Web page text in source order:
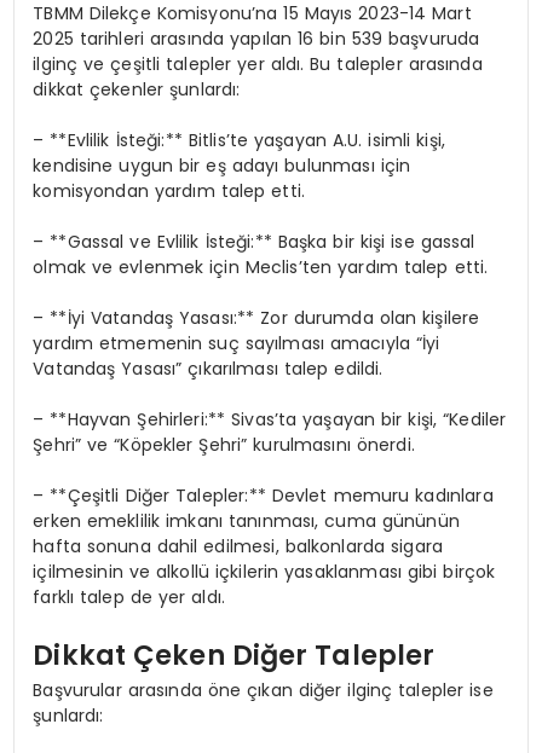
TBMM Dilekçe Komisyonu’na 15 Mayıs 2023-14 Mart
2025 tarihleri arasında yapılan 16 bin 539 başvuruda
ilginç ve çeşitli talepler yer aldı. Bu talepler arasında
dikkat çekenler şunlardı:
– **Evlilik İsteği:** Bitlis’te yaşayan A.U. isimli kişi,
kendisine uygun bir eş adayı bulunması için
komisyondan yardım talep etti.
– **Gassal ve Evlilik İsteği:** Başka bir kişi ise gassal
olmak ve evlenmek için Meclis’ten yardım talep etti.
– **İyi Vatandaş Yasası:** Zor durumda olan kişilere
yardım etmemenin suç sayılması amacıyla “İyi
Vatandaş Yasası” çıkarılması talep edildi.
– **Hayvan Şehirleri:** Sivas’ta yaşayan bir kişi, “Kediler
Şehri” ve “Köpekler Şehri” kurulmasını önerdi.
– **Çeşitli Diğer Talepler:** Devlet memuru kadınlara
erken emeklilik imkanı tanınması, cuma gününün
hafta sonuna dahil edilmesi, balkonlarda sigara
içilmesinin ve alkollü içkilerin yasaklanması gibi birçok
farklı talep de yer aldı.
Dikkat Çeken Diğer Talepler
Başvurular arasında öne çıkan diğer ilginç talepler ise
şunlardı: